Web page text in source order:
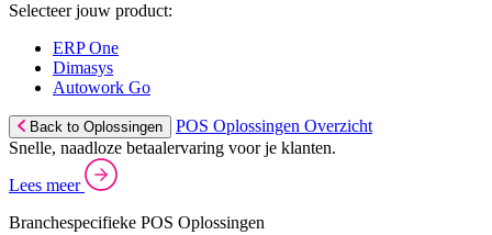
Selecteer jouw product:
ERP One
Dimasys
Autowork Go
Back to Oplossingen
POS Oplossingen Overzicht
Snelle, naadloze betaalervaring voor je klanten.
Lees meer
Branchespecifieke POS Oplossingen